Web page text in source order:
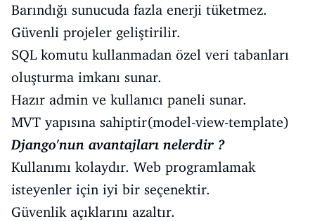
Barındığı sunucuda fazla enerji tüketmez.
Güvenli projeler geliştirilir.
SQL komutu kullanmadan özel veri tabanları
oluşturma imkanı sunar.
Hazır admin ve kullanıcı paneli sunar.
MVT yapısına sahiptir(model-view-template)
Django'nun avantajları nelerdir ?
Kullanımı kolaydır. Web programlamak
isteyenler için iyi bir seçenektir.
Güvenlik açıklarını azaltır.